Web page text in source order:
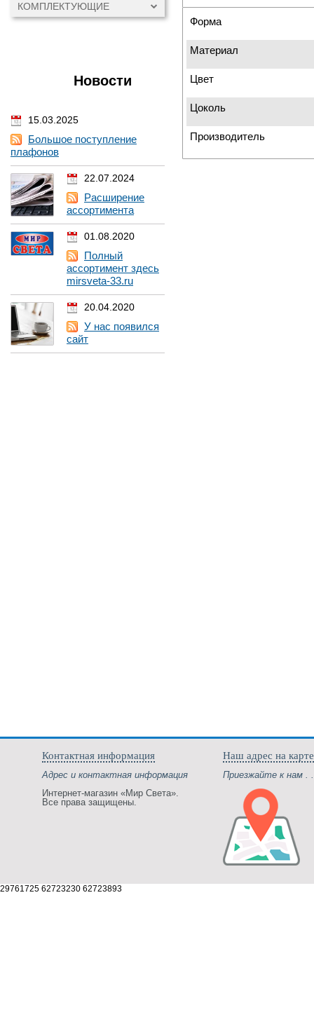
КОМПЛЕКТУЮЩИЕ
Новости
15.03.2025
Большое поступление
плафонов
22.07.2024
Расширение
ассортимента
01.08.2020
Полный
ассортимент здесь
mirsveta-33.ru
20.04.2020
У нас появился
сайт
Форма
Материал
Цвет
Цоколь
Производитель
Контактная информация
Адрес и контактная информация
Интернет-магазин «Мир Света».
Все права защищены.
Наш адрес на карте
Приезжайте к нам .
29761725 62723230 62723893